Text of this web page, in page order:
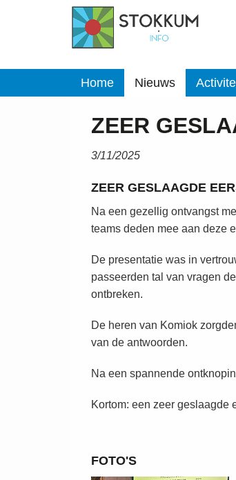
Home Nieuws
ZEER
3/11/2025
ZEER GESLAAGDE
Na een gezellig ontvangst
teams deden mee aan deze
De presentatie was in
passeerden tal van vragen
ontbreken.
De heren van Komiok
van de antwoorden.
Na een spannende
Kortom: een zeer geslaagde
FOTO'S